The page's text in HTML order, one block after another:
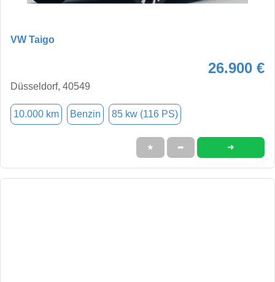
VW Taigo
26.900 €
Düsseldorf, 40549
10.000 km Benzin 85 kw (116 PS)
★ ➦ ➜